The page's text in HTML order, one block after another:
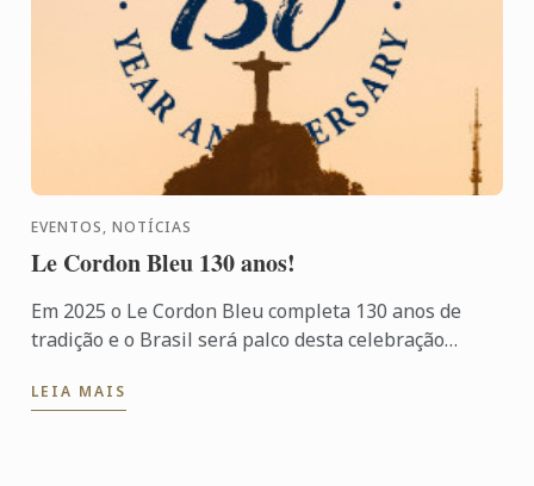
EVENTOS, NOTÍCIAS
Le Cordon Bleu 130 anos!
Em 2025 o Le Cordon Bleu completa 130 anos de
tradição e o Brasil será palco desta celebração
LEIA MAIS